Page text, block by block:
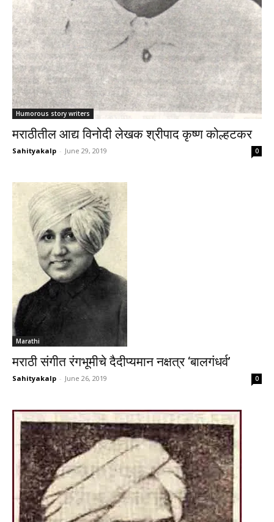
Humorous story writers
मराठीतील आद्य विनोदी लेखक श्रीपाद कृष्ण कोल्हटकर
Sahityakalp - June 29, 2019 0
Marathi
मराठी संगीत रंगभूमीचे दैदीप्यमान नक्षत्र ‘बालगंधर्व’
Sahityakalp - June 26, 2019 0